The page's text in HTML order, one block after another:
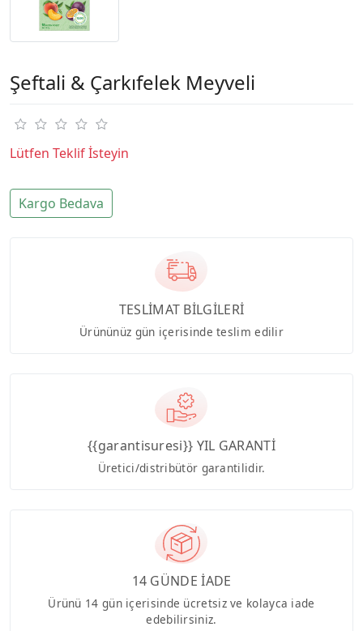
Şeftali & Çarkıfelek Meyveli
Lütfen Teklif İsteyin
Kargo Bedava
TESLİMAT BİLGİLERİ
Ürününüz gün içerisinde teslim edilir
{{garantisuresi}} YIL GARANTİ
Üretici/distribütör garantilidir.
14 GÜNDE İADE
Ürünü 14 gün içerisinde ücretsiz ve kolayca iade
edebilirsiniz.